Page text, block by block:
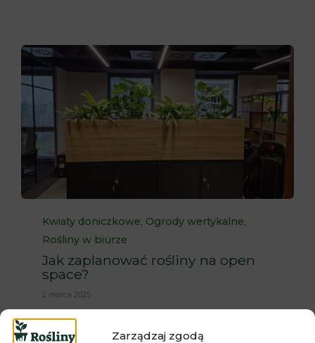
Zarządzaj zgodą
Category
Kwiaty doniczkowe, Ogrody wertykalne,
Rośliny w biurze
Jak zaplanować rośliny na open
space?
2 marca 2025
Przyjazne, funkcjonalne i estetycznie
zaaranżowane miejsce pracy